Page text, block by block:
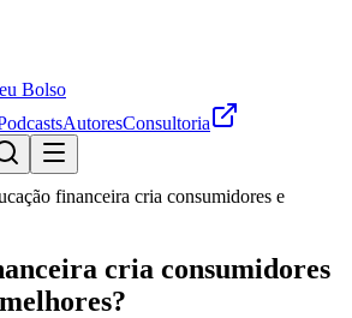
Bolso
AutoresConsultoria
financeira cria consumidores e
cria consumidores